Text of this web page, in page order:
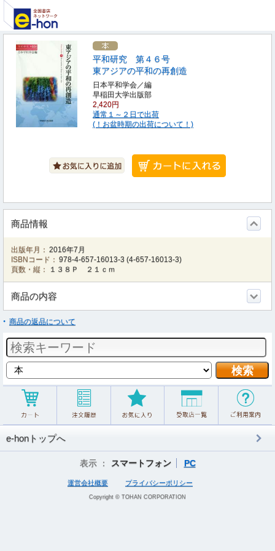
平和研究 第４６号
東アジアの平和の再創造
日本平和学会／編
早稲田大学出版部
2,420円
通常１～２日で出荷
(！お盆時期の出荷について！)
商品情報
出版年月： 2016年7月
ISBNコード： 978-4-657-16013-3 (4-657-16013-3)
頁数・縦：
１３８Ｐ ２１ｃｍ
商品の内容
商品の返品について
e-honトップへ
表示 ： スマートフォン PC
運営会社概要 プライバシーポリシー
Copyright © TOHAN CORPORATION